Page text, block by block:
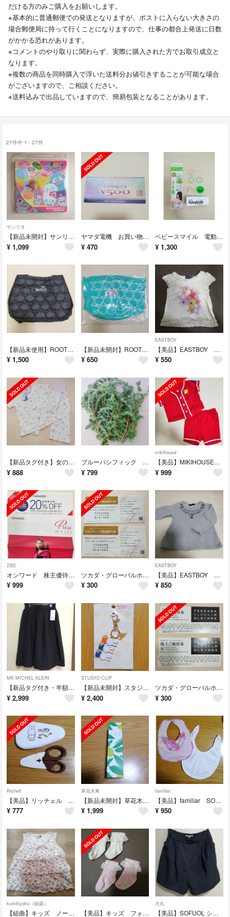
だける方のみご購入をお願いします。
※基本的に普通郵便での発送となりますが、ポストに入らない大きさの
場合郵便局に持って行くことになりますので、仕事の都合上発送に日数
がかかる恐れがあります。
※コメントのやり取りに関わらず、実際に購入された方でお取引成立と
なります。
※複数の商品を同時購入で浮いた送料分お値引きすることが可能な場合
がございますので、ご相談ください。
※送料込みで出品していますので、簡易包装となることがあります。
27件中 1 - 27件
サンリオ
【新品未開封】サンリオ ビーズアートキャンバス ぷにきゅきゅ
¥ 1,099
ヤマダ電機 お買い物優待券 500円
¥ 470
ベビースマイル 電動鼻水吸引器 S-303 付属品のみ
¥ 1,300
【新品未使用】ROOTOTE オリジナルキルティングトート 非売品
¥ 1,500
【新品未開封】ROOTOTE コラボ チアパンダ バケツトート
¥ 650
EASTBOY
【美品】EASTBOY 半袖 キッズ ベビー 90
¥ 550
【新品タグ付き】女の子 パジャマ 半袖 100
¥ 888
ブルーパシフィック リース ネコポスサイズに詰めれるだけ
¥ 799
mikihouse
【美品】MIKIHOUSE パジャマ 半袖 80
¥ 999
23区
オンワード 株主優待 6回分
¥ 999
ツカダ・グローバルホールディング 株主優待 2枚
¥ 300
EASTBOY
【美品】EASTBOY カットソー 100 女の子
¥ 850
MK MICHEL KLEIN
【新品タグ付き・半額以下】MICHEL KLEINスカート
¥ 2,999
STUDIO CLIP
【新品未開封】スタジオクリップ×ミッフィー メタルチャーム
¥ 2,400
ツカダ・グローバルホールディング 株主優待 2枚
¥ 300
Richell
【美品】リッチェル ミッフィー 離乳食ハサミ 離乳食
¥ 777
草花木果
【新品未開封】草花木果 整肌美容ミスト 80ml
¥ 1,999
familiar
【美品】familiar SOULEIADO スタイ 2点セット
¥ 950
kumikyoku（組曲）
【組曲】キッズ ノースリーブ 100 110 花柄 女の子 【美品】キッズ フォーマル 靴下 11〜12cm
大丸
【美品】SOFUOL ショートパンツ